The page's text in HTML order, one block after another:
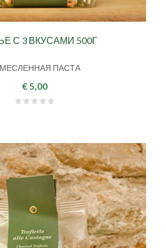
С 3 ВКУСАМИ 500Г
ПАСТА
€ 5,00